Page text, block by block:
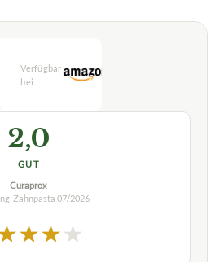
2,0
GUT
Curaprox
Zahnpasta 07/2026
★★★